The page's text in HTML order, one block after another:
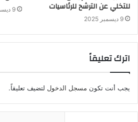
للتخلي عن الترشح للرئاسيات
9 ديسمبر 2025
9 ديسمبر 2025
اترك تعليقاً
يجب أنت تكون مسجل الدخول لتضيف تعليقاً.